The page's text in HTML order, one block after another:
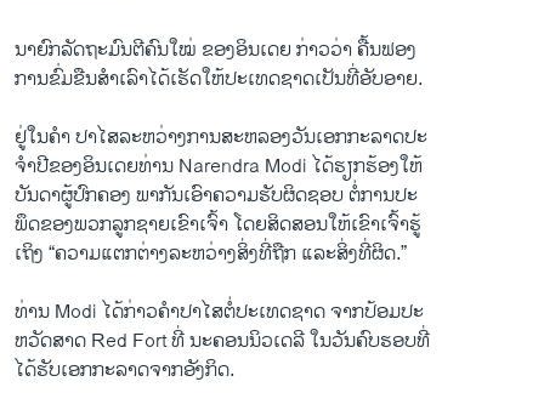
ລາຍການກະຈາຍສຽງ
ຕິດຕາມພວກເຮົາ ທີ່
ພາສາຕ່າງໆ
ນາຍົກລັດຖະມົນຕີຄົນ​ໃໝ່ ຂອງອິນ​ເດຍ ກ່າວ​ວ່າ ຄື້ນຟອງ​
ການ​ຂົ່ມຂືນ​ສຳ​ເລົາໄດ້​ເຮັດ​ໃຫ້​ປະ​ເທດ​ຊາດເປັນ​ທີ່​ອັບອາຍ.
ຢູ່​ໃນ​ຄໍາ​ ປາໄສລະຫວ່າງ​ການ​ສະຫລອງວັນ​ເອກ​ກະລາດປະ
ຈຳປີຂອງອິນ​ເດຍທ່ານ Narendra Modi ​ໄດ້​ຮຽກຮ້ອງ​ໃຫ້
​ບັນດາ​ຜູ້​ປົກຄອງ ​ພາກັນເອົາ​ຄວາມ​ຮັບຜິດຊອບ ຕໍ່ການ​ປະ
ພຶດ​ຂອງ​ພວກ​ລູກ​ຊາຍ​ເຂົາ​ເຈົ້າ ໂດຍສິດສອນ​ໃຫ້​ເຂົາ​ເຈົ້າ​ຮູ້
ເຖິງ “ຄວາມ​ແຕກ​ຕ່າງ​ລະຫວ່າງ​ສິ່ງທີ່​ຖືກ ​ແລະ​ສິ່ງ​ທີ່​ຜິດ.”
ທ່ານ Modi ​ໄດ້​ກ່າວຄຳປາໄສ​ຕໍ່​ປະ​ເທດ​ຊາດ ຈາກປ້ອມປະ
ຫວັດ​ສາດ Red Fort ທີ່ ​ນະຄອນ​ນິວເດ​ລີ ​ໃນ​ວັນ​ຄົບ​ຮອບທີ່
ໄດ້ຮັບ​ເອກ​ກະລາດ​ຈາກອັງກິດ.